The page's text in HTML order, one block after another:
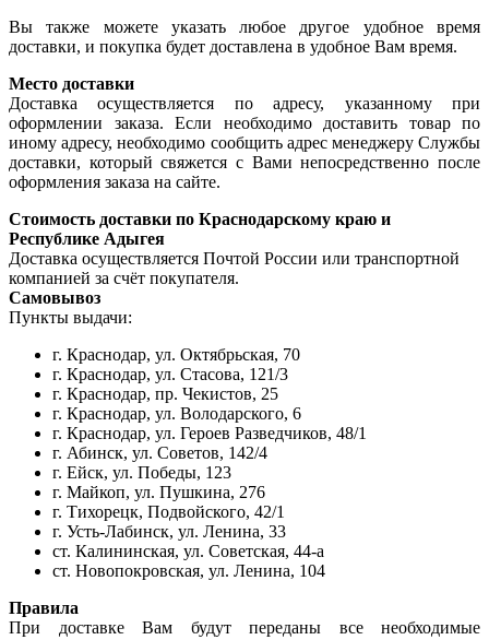
Вы также можете указать любое другое удобное время
доставки, и покупка будет доставлена в удобное Вам время.
Место доставки
Доставка осуществляется по адресу, указанному при
оформлении заказа. Если необходимо доставить товар по
иному адресу, необходимо сообщить адрес менеджеру Службы
доставки, который свяжется с Вами непосредственно после
оформления заказа на сайте.
Стоимость доставки по Краснодарскому краю и
Республике Адыгея
Доставка осуществляется Почтой России или транспортной
компанией за счёт покупателя.
Самовывоз
Пункты выдачи:
г. Краснодар, ул. Октябрьская, 70
г. Краснодар, ул. Стасова, 121/3
г. Краснодар, пр. Чекистов, 25
г. Краснодар, ул. Володарского, 6
г. Краснодар, ул. Героев Разведчиков, 48/1
г. Абинск, ул. Советов, 142/4
г. Ейск, ул. Победы, 123
г. Майкоп, ул. Пушкина, 276
г. Тихорецк, Подвойского, 42/1
г. Усть-Лабинск, ул. Ленина, 33
ст. Калининская, ул. Советская, 44-а
ст. Новопокровская, ул. Ленина, 104
Правила
При доставке Вам будут переданы все необходимые